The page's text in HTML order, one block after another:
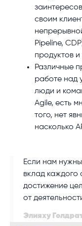
своим
Pipeline,
продуктов и
Различные
работе над
люди и
Agile, есть
того, нет
насколько
Если нам
вклад каждого
достижение
от
Элияху